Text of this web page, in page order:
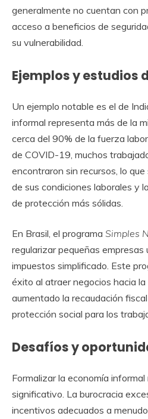
generalmente no cuentan con
acceso a beneficios de
su vulnerabilidad.
Ejemplos y estudios
Un ejemplo notable es el de
informal representa más de la
cerca del 90% de la fuerza
de COVID-19, muchos
encontraron sin recursos, lo
de sus condiciones laborales y
de protección más sólidas.
En Brasil, el programa Simples
regularizar pequeñas empresas
impuestos simplificado. Este
éxito al atraer negocios hacia la
aumentado la recaudación
protección social para los
Desafíos y
Formalizar la economía
significativo. La burocracia
incentivos adecuados a